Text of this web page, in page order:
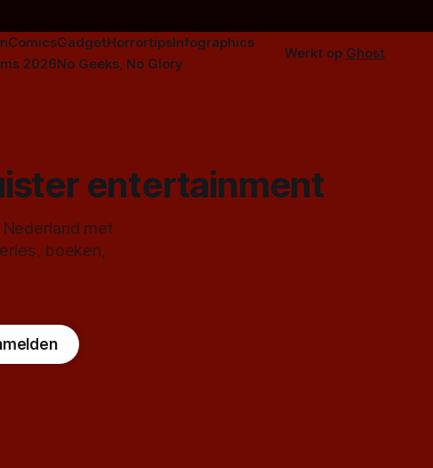
ComicsGadgetHorrortipsInfographics
2026No Geeks, No Glory
Werkt op Ghost
entertainment
met
boeken,